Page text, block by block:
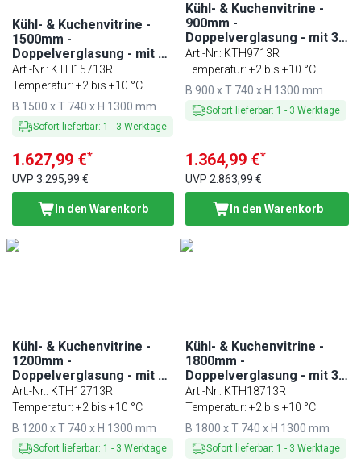
Kühl- & Kuchenvitrine -
1500mm -
Doppelverglasung - mit 3
Ablagen
Art.-Nr.: KTH15713R
Temperatur: +2 bis +10 °C
B 1500 x T 740 x H 1300 mm
Sofort lieferbar: 1 - 3 Werktage
1.627,99 €*
UVP 3.295,99 €
In den Warenkorb
Kühl- & Kuchenvitrine -
900mm -
Doppelverglasung - mit 3
Ablagen
Art.-Nr.: KTH9713R
Temperatur: +2 bis +10 °C
B 900 x T 740 x H 1300 mm
Sofort lieferbar: 1 - 3 Werktage
1.364,99 €*
UVP2.863,99 €
In den Warenkorb
Kühl- & Kuchenvitrine -
1200mm -
Doppelverglasung - mit 3
Ablagen
Art.-Nr.: KTH12713R
Temperatur: +2 bis +10 °C
B 1200 x T 740 x H 1300 mm
Sofort lieferbar: 1 - 3 Werktage
Kühl- & Kuchenvitrine -
1800mm -
Doppelverglasung - mit 3
Ablagen
Art.-Nr.: KTH18713R
Temperatur: +2 bis +10 °C
B 1800 x T 740 x H 1300 mm
Sofort lieferbar: 1 - 3 Werktage